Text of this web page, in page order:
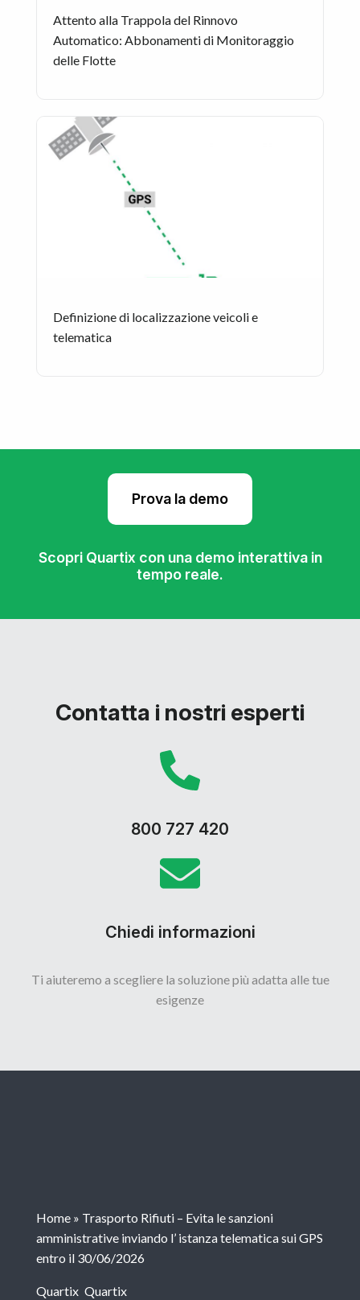
Attento alla Trappola del Rinnovo
Automatico: Abbonamenti di Monitoraggio
delle Flotte
Definizione di localizzazione veicoli e
telematica
Prova la demo
Scopri Quartix con una demo interattiva in
tempo reale.
Contatta i nostri esperti
800 727 420
Chiedi informazioni
Ti aiuteremo a scegliere la soluzione più adatta alle tue
esigenze
Home » Trasporto Rifiuti – Evita le sanzioni
amministrative inviando l’ istanza telematica sui GPS
entro il 30/06/2026
Quartix Quartix